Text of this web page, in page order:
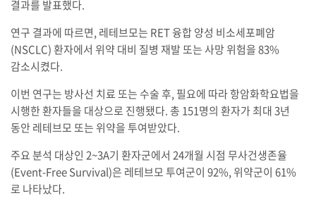
결과를 발표했다.
연구 결과에 따르면, 레테브모는 RET 융합 양성 비소세포폐암
(NSCLC) 환자에서 위약 대비 질병 재발 또는 사망 위험을 83%
감소시켰다.
이번 연구는 방사선 치료 또는 수술 후, 필요에 따라 항암화학요법을
시행한 환자들을 대상으로 진행됐다. 총 151명의 환자가 최대 3년
동안 레테브모 또는 위약을 투여받았다.
주요 분석 대상인 2~3A기 환자군에서 24개월 시점 무사건생존율
(Event-Free Survival)은 레테브모 투여군이 92%, 위약군이 61%
로 나타났다.